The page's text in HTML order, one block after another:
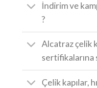
İndirim ve
?
Alcatraz çelik
sertifikalarına
Çelik kapılar,